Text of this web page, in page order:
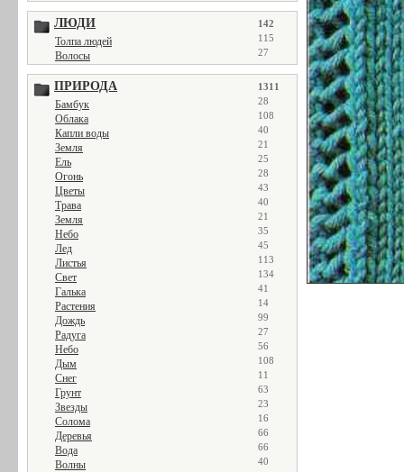
ЛЮДИ 142
Толпа людей 115
Волосы 27
ПРИРОДА 1311
Бамбук 28
Облака 108
Капли воды 40
Земля 21
Ель 25
Огонь 28
Цветы 43
Трава 40
Земля 21
Небо 35
Лед 45
Листья 113
Свет 134
Галька 41
Растения 14
Дождь 99
Радуга 27
Небо 56
Дым 108
Снег 11
Грунт 63
Звезды 23
Солома 16
Деревья 66
Вода 66
Волны 40